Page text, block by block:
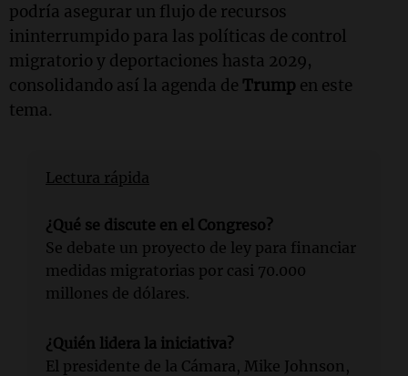
podría asegurar un flujo de recursos
ininterrumpido para las políticas de control
migratorio y deportaciones hasta 2029,
consolidando así la agenda de Trump en este
tema.
Lectura rápida
¿Qué se discute en el Congreso?
Se debate un proyecto de ley para financiar
medidas migratorias por casi 70.000
millones de dólares.
¿Quién lidera la iniciativa?
El presidente de la Cámara, Mike Johnson,